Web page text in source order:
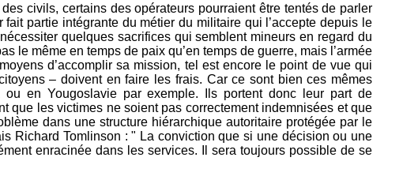
civils, certains des opérateurs pourraient être tentés de parler
partie intégrante du métier du militaire qui l’accepte depuis le
quelques sacrifices qui semblent mineurs en regard du
le même en temps de paix qu’en temps de guerre, mais l’armée
d’accomplir sa mission, tel est encore le point de vue qui
– doivent en faire les frais. Car ce sont bien ces mêmes
en Yougoslavie par exemple. Ils portent donc leur part de
que les victimes ne soient pas correctement indemnisées et que
dans une structure hiérarchique autoritaire protégée par le
Richard Tomlinson : " La conviction que si une décision ou une
enracinée dans les services. Il sera toujours possible de se